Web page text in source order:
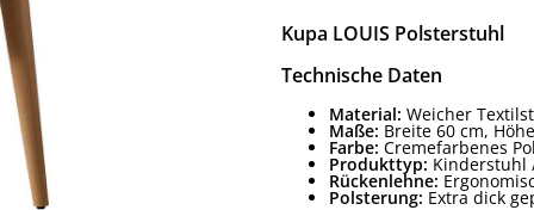
Kupa LOUIS Polsterstuhl
Technische Daten
Material: Weicher
Maße: Breite 60 cm,
Farbe: Cremefarbenes
Produkttyp: Kinderstuhl
Rückenlehne:
Polsterung: Extra dick